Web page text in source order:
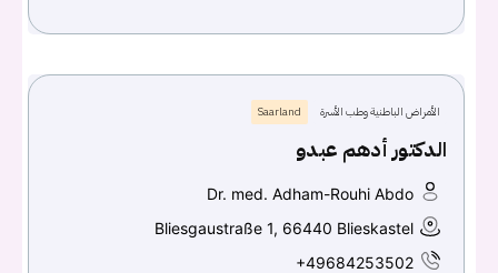
الأمراض الباطنية وطب الأسرة Saarland
الدكتور أدهم عبدو
Dr. med. Adham-Rouhi Abdo
Bliesgaustraße 1, 66440 Blieskastel
+49684253502